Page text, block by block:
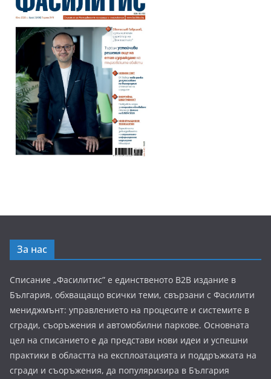
За нас
Списание „Фасилитис” е единственото B2B издание в
България, обхващащо всички теми, свързани с Фасилити
мениджмънт: управлението на процесите и системите в
сгради, съоръжения и автомобилни паркове. Основната
цел на списанието е да представи нови идеи и успешни
практики в областта на експлоатацията и поддръжката на
сгради и съоръжения, да популяризира в България